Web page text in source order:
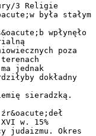
3 Religie
była stałym
wpłynęło
poza
jednak
dokładny
sieradzką.
w. 15%
judaizmu. Okres